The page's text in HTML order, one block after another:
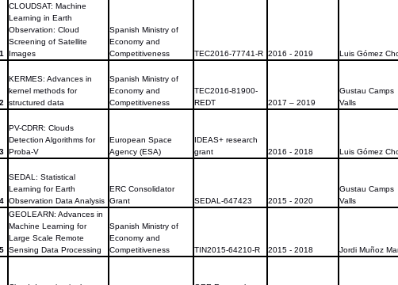
CLOUDSAT: Machine
Learning in Earth
Observation: Cloud
Screening of Satellite
Images
Spanish Ministry of
Economy and
Competitiveness
TEC2016-77741-R 2016 - 2019 Luis Gómez
KERMES: Advances in
kernel methods for
structured data
Spanish Ministry of
Economy and
Competitiveness
TEC2016-81900-
REDT
2017 – 2019
Gustau Camps
Valls
PV-CDRR: Clouds
Detection Algorithms for
Proba-V
European Space
Agency (ESA)
IDEAS+ research
grant
2016 - 2018 Luis Gómez
SEDAL: Statistical
Learning for Earth
Observation Data Analysis
ERC Consolidator
Grant
SEDAL-647423 2015 - 2020
Gustau Camps
Valls
GEOLEARN: Advances in
Machine Learning for
Large Scale Remote
Sensing Data Processing
Spanish Ministry of
Economy and
Competitiveness
TIN2015-64210-R 2015 - 2018 Jordi Muñoz